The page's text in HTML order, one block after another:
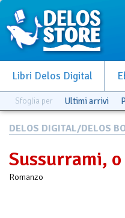
Libri Delos Digital
Sfoglia per Ultimi arrivi
DELOS DIGITAL/DELOS
Sussurrami, o
Romanzo